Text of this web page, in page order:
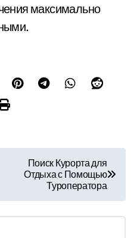
максимально
Поиск Курорта для
Отдыха с Помощью
Туроператора